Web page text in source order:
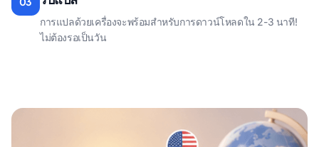
การแปลด้วยเครื่องจะพร้อมสําหรับการดาวน์โหลดใน 2-3 นาที!
ไม่ต้องรอเป็นวัน